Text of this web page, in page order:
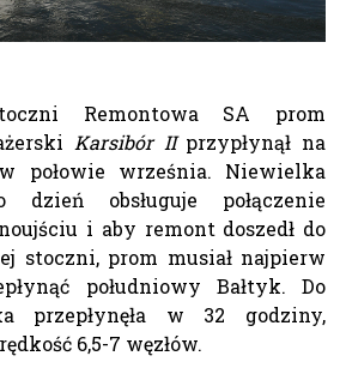
Remontowa SA prom
Karsibór IIprzypłynął na
połowie września. Niewielka
obsługuje połączenie
i aby remont doszedł do
stoczni, prom musiał najpierw
południowy Bałtyk. Do
przepłynęła w 32 godziny,
6,5-7 węzłów.